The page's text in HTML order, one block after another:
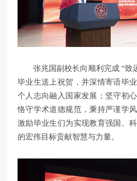
张兆国副校长向顺利完成 “致
毕业生送上祝贺，并深情寄语毕
个人志向融入国家发展；坚守初
恪守学术道德规范，秉持严谨学
激励毕业生们为实现教育强国、
的宏伟目标贡献智慧与力量。